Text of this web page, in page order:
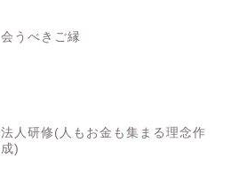
会うべきご縁
法人研修(人もお金も集まる理念作
成)